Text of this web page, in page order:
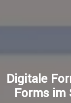
Digitale
Forms im